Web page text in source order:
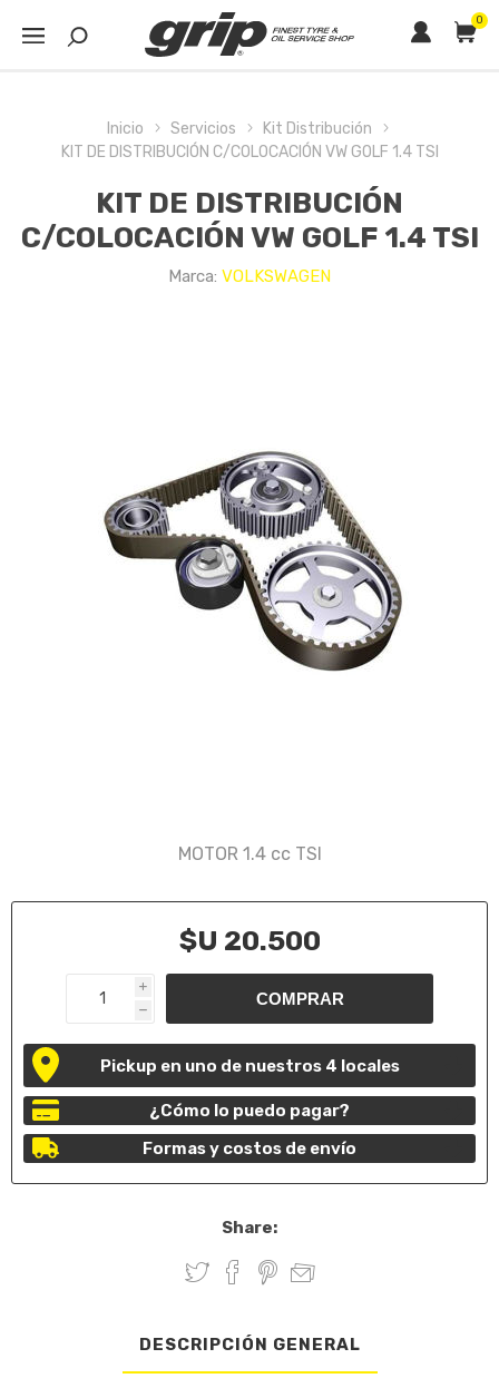
0
Inicio Servicios
Kit Distribución
KIT DE DISTRIBUCIÓN C/COLOCACIÓN VW GOLF 1.4 TSI
KIT DE DISTRIBUCIÓN
C/COLOCACIÓN VW GOLF 1.4 TSI
Marca: VOLKSWAGEN
MOTOR 1.4 cc TSI
$U 20.500
i
h
Pickup en uno de nuestros 4 locales
¿Cómo lo puedo pagar?
Formas y costos de envío
Share:
DESCRIPCIÓN GENERAL